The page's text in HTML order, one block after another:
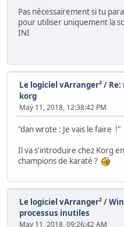
Pas nécessairement si tu
pour utiliser uniquement la
INI
Le logiciel vArranger²/
korg
May 11, 2018, 12:38:42 PM
"dan wrote : Je vais le faire !"
Il va s'introduire chez Korg
champions de karaté ?
Le logiciel vArranger²/
processus inutiles
May 11, 2018, 09:26:42 AM